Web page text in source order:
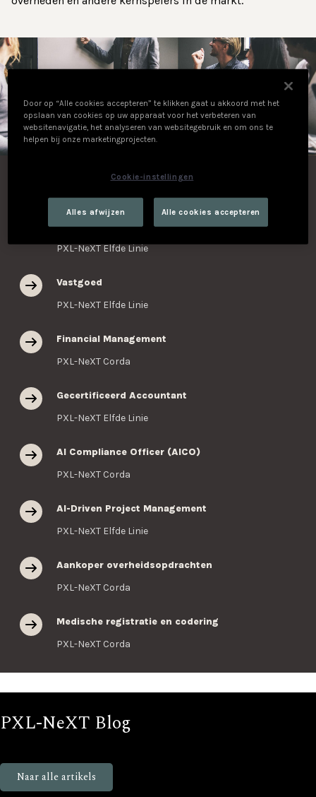
Opleidingen in de kijker
Vastgoed Café
PXL-NeXT Elfde Linie
Vastgoed
PXL-NeXT Elfde Linie
Financial Management
PXL-NeXT Corda
Gecertificeerd Accountant
PXL-NeXT Elfde Linie
AI Compliance Officer (AICO)
PXL-NeXT Corda
AI-Driven Project Management
PXL-NeXT Elfde Linie
Aankoper overheidsopdrachten
PXL-NeXT Corda
Medische registratie en codering
PXL-NeXT Corda
PXL-NeXT Blog
Naar alle artikels
Door op “Alle cookies accepteren” te klikken gaat u akkoord met het
opslaan van cookies op uw apparaat voor het verbeteren van
websitenavigatie, het analyseren van websitegebruik en om ons te
helpen bij onze marketingprojecten.
Cookie-instellingen
Alles afwijzen Alle cookies accepteren